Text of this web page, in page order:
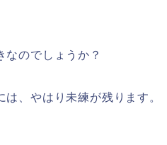
なのでしょうか？
、やはり未練が残ります。